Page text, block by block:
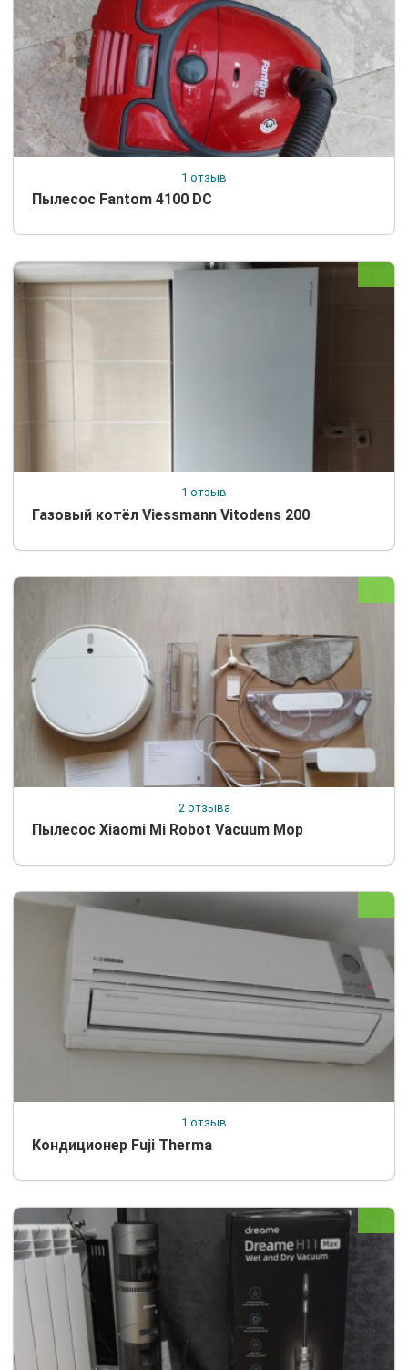
1 отзыв
Пылесос Fantom 4100 DC
1 отзыв
Газовый котёл Viessmann Vitodens 200
2 отзыва
Пылесос Xiaomi Mi Robot Vacuum Mop
1 отзыв
Кондиционер Fuji Therma